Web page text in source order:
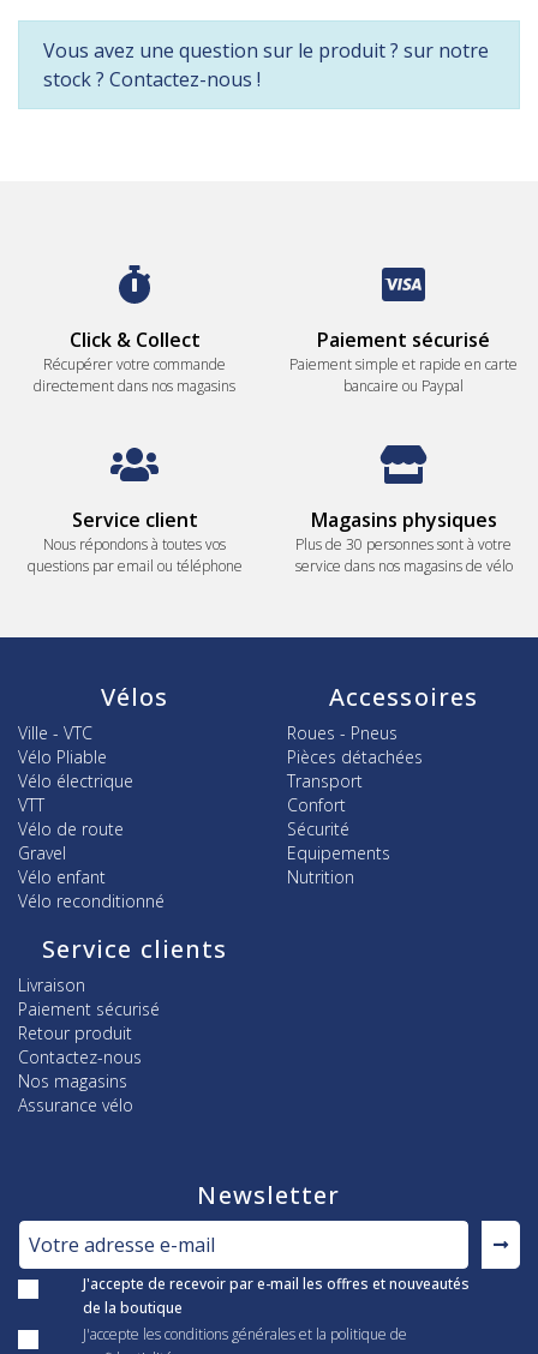
Vous avez une question sur le produit ? sur notre
stock ? Contactez-nous !
Click & Collect
Récupérer votre commande
directement dans nos magasins
Paiement sécurisé
Paiement simple et rapide en carte
bancaire ou Paypal
Service client
Nous répondons à toutes vos
questions par email ou téléphone
Magasins physiques
Plus de 30 personnes sont à votre
service dans nos magasins de vélo
Vélos
Ville - VTC
Vélo Pliable
Vélo électrique
VTT
Vélo de route
Gravel
Vélo enfant
Vélo reconditionné
Accessoires
Roues - Pneus
Pièces détachées
Transport
Confort
Sécurité
Equipements
Nutrition
Service clients
Livraison
Paiement sécurisé
Retour produit
Contactez-nous
Nos magasins
Assurance vélo
Newsletter
J'accepte de recevoir par e-mail les offres et nouveautés
de la boutique
J'accepte les conditions générales et la politique de